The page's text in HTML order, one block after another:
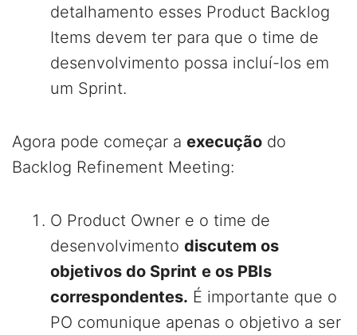
detalhamento esses Product Backlog
Items devem ter para que o time de
desenvolvimento possa incluí-los em
um Sprint.
Agora pode começar a execução do
Backlog Refinement Meeting:
O Product Owner e o time de
desenvolvimento discutem os
objetivos do Sprint e os PBIs
correspondentes. É importante que o
PO comunique apenas o objetivo a ser